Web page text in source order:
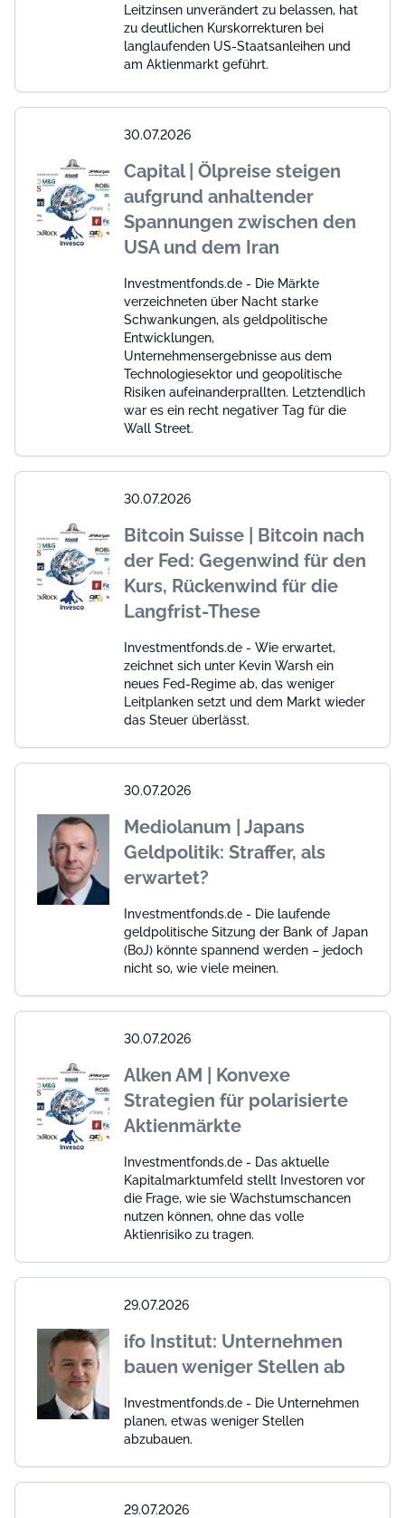
Leitzinsen unverändert zu belassen, hat
zu deutlichen Kurskorrekturen bei
langlaufenden US-Staatsanleihen und
am Aktienmarkt geführt.
30.07.2026
Capital | Ölpreise steigen
aufgrund anhaltender
Spannungen zwischen den
USA und dem Iran
Investmentfonds.de - Die Märkte
verzeichneten über Nacht starke
Schwankungen, als geldpolitische
Entwicklungen,
Unternehmensergebnisse aus dem
Technologiesektor und geopolitische
Risiken aufeinanderprallten. Letztendlich
war es ein recht negativer Tag für die
Wall Street.
30.07.2026
Bitcoin Suisse | Bitcoin nach
der Fed: Gegenwind für den
Kurs, Rückenwind für die
Langfrist-These
Investmentfonds.de - Wie erwartet,
zeichnet sich unter Kevin Warsh ein
neues Fed-Regime ab, das weniger
Leitplanken setzt und dem Markt wieder
das Steuer überlässt.
30.07.2026
Mediolanum | Japans
Geldpolitik: Straffer, als
erwartet?
Investmentfonds.de - Die laufende
geldpolitische Sitzung der Bank of Japan
(BoJ) könnte spannend werden – jedoch
nicht so, wie viele meinen.
30.07.2026
Alken AM | Konvexe
Strategien für polarisierte
Aktienmärkte
Investmentfonds.de - Das aktuelle
Kapitalmarktumfeld stellt Investoren vor
die Frage, wie sie Wachstumschancen
nutzen können, ohne das volle
Aktienrisiko zu tragen.
29.07.2026
ifo Institut: Unternehmen
bauen weniger Stellen ab
Investmentfonds.de - Die Unternehmen
planen, etwas weniger Stellen
abzubauen.
29.07.2026